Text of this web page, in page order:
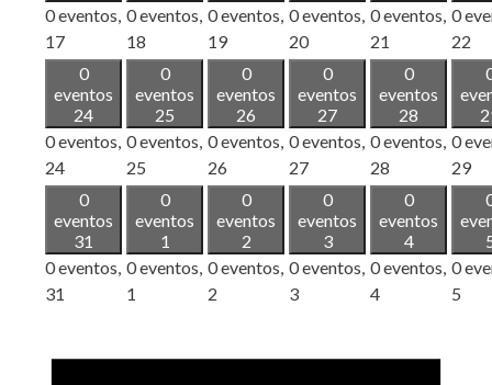
0 eventos,
17
0 eventos,
18
0 eventos,
19
0 eventos,
20
0 eventos,
21
0
22
0
eventos
24
0 eventos,
24
0
eventos
25
0 eventos,
25
0
eventos
26
0 eventos,
26
0
eventos
27
0 eventos,
27
0
eventos
28
0 eventos,
28
0
29
0
eventos
31
0 eventos,
31
0
eventos
1
0 eventos,
1
0
eventos
2
0 eventos,
2
0
eventos
3
0 eventos,
3
0
eventos
4
0 eventos,
4
0
5